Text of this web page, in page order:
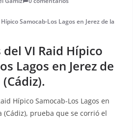
Samocab-Los Lagos en Jerez de la
VI Raid Hípico
Lagos en Jerez de
Hípico Samocab-Los Lagos en
(Cádiz), prueba que se corrió el